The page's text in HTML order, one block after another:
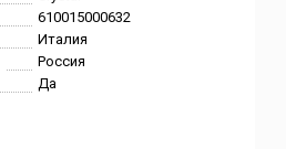
610015000632
Италия
Россия
Да